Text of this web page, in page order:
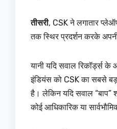
तीसरी, CSK ने लगातार
तक स्थिर प्रदर्शन करके
यानी यदि सवाल रिकॉर्ड्स के
इंडियंस को CSK का सबसे बड़ा
है। लेकिन यदि सवाल “बाप”
कोई आधिकारिक या